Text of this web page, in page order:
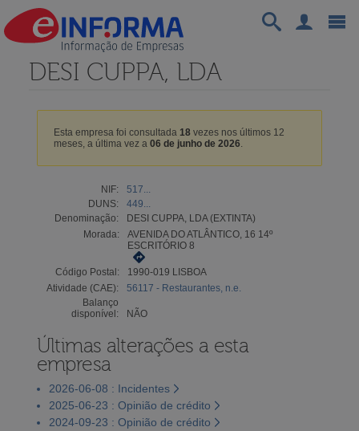
DESI CUPPA, LDA
Esta empresa foi consultada 18vezes nos últimos 12
meses, a última vez a 06 de junho de 2026.
NIF:
517...
DUNS:
449...
Denominação:
DESI CUPPA, LDA (EXTINTA)
Morada:
AVENIDA DO ATLÂNTICO, 16 14º
ESCRITÓRIO 8
Código Postal:
1990-019 LISBOA
Atividade (CAE):
56117 - Restaurantes, n.e.
Balanço
disponível:
NÃO
Últimas alterações a esta
empresa
2026-06-08 : Incidentes
2025-06-23 : Opinião de crédito
2024-09-23 : Opinião de crédito